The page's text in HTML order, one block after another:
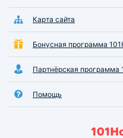
Карта сайта
Бонусная программа
Партнёрская программа
Помощь